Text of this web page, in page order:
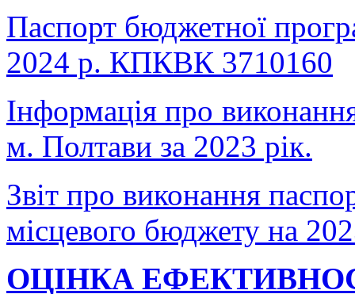
Паспорт бюджетної
2024 р. КПКВК 3710160
Інформація про
м. Полтави за 2023 рік.
Звіт про виконання
місцевого бюджету на
ОЦІНКА